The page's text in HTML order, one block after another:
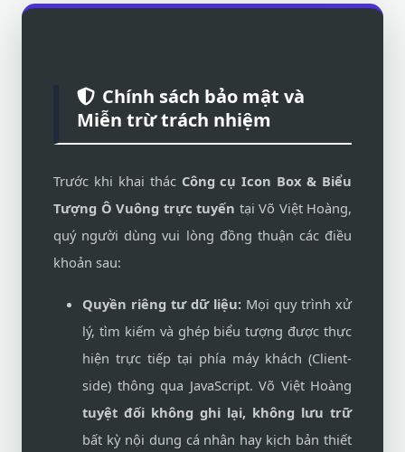
Chính sách bảo mật và
Miễn trừ trách nhiệm
Trước khi khai thác Công cụ Icon Box & Biểu
Tượng Ô Vuông trực tuyến tại Võ Việt Hoàng,
quý người dùng vui lòng đồng thuận các điều
khoản sau:
Quyền riêng tư dữ liệu: Mọi quy trình xử
lý, tìm kiếm và ghép biểu tượng được thực
hiện trực tiếp tại phía máy khách (Client-
side) thông qua JavaScript. Võ Việt Hoàng
tuyệt đối không ghi lại, không lưu trữ
bất kỳ nội dung cá nhân hay kịch bản thiết